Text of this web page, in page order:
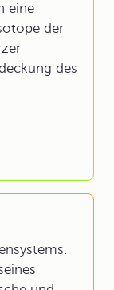
eine
der
des